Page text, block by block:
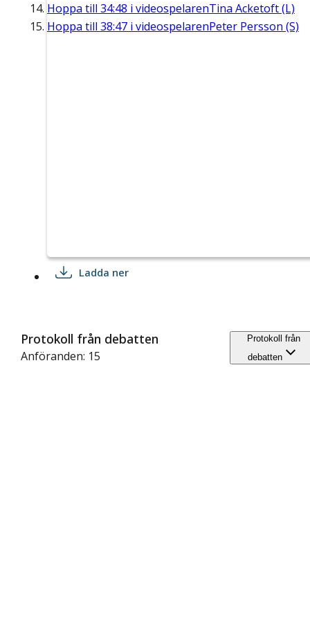
Hoppa till 34:48 i videospelarenTina Acketoft (L)
Hoppa till 38:47 i videospelarenPeter Persson (S)
Ladda ner
Protokoll från debatten
Anföranden: 15
Protokoll från
debatten